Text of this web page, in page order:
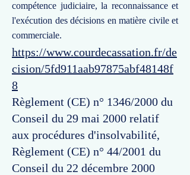
compétence judiciaire, la reconnaissance et
l'exécution des décisions en matière civile et
commerciale.
https://www.courdecassation.fr/de
cision/5fd911aab97875abf48148f
8
Règlement (CE) n° 1346/2000 du
Conseil du 29 mai 2000 relatif
aux procédures d'insolvabilité,
Règlement (CE) n° 44/2001 du
Conseil du 22 décembre 2000